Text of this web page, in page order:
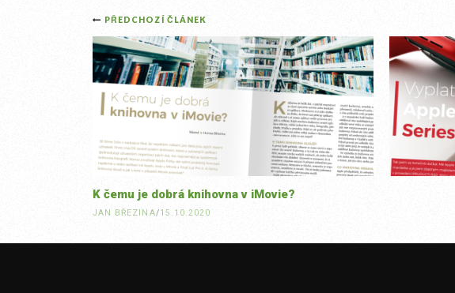
Post
navigation
PŘEDCHOZÍ ČLÁNEK
K čemu je dobrá knihovna v iMovie?
JAN BŘEZINA/15.10.2020